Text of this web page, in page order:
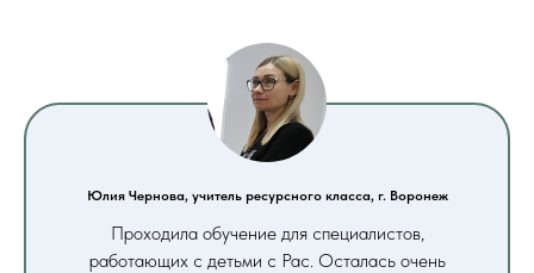
Юлия Чернова, учитель ресурсного класса, г. Воронеж
Проходила обучение для специалистов,
работающих с детьми с Рас. Осталась очень